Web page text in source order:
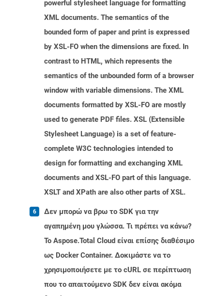
powerful stylesheet language for formatting
XML documents. The semantics of the
bounded form of paper and print is expressed
by XSL-FO when the dimensions are fixed. In
contrast to HTML, which represents the
semantics of the unbounded form of a browser
window with variable dimensions. The XML
documents formatted by XSL-FO are mostly
used to generate PDF files. XSL (Extensible
Stylesheet Language) is a set of feature-
complete W3C technologies intended to
design for formatting and exchanging XML
documents and XSL-FO part of this language.
XSLT and XPath are also other parts of XSL.
Δεν μπορώ να βρω το SDK για την
αγαπημένη μου γλώσσα. Τι πρέπει να κάνω?
Το Aspose.Total Cloud είναι επίσης διαθέσιμο
ως Docker Container. Δοκιμάστε να το
χρησιμοποιήσετε με το cURL σε περίπτωση
που το απαιτούμενο SDK δεν είναι ακόμα